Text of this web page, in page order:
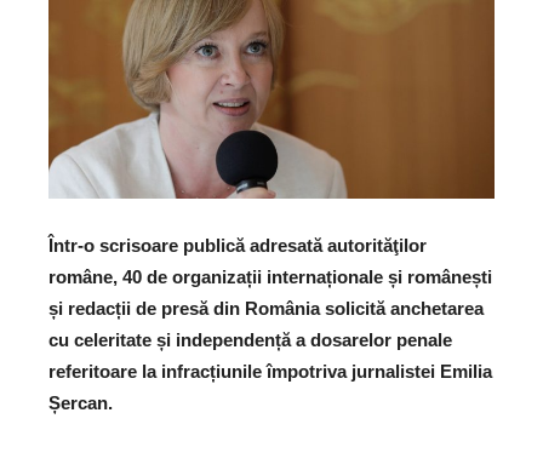
Într-o scrisoare publică adresată autorităţilor
române, 40 de organizații internaționale și românești
și redacții de presă din România solicită anchetarea
cu celeritate și independență a dosarelor penale
referitoare la infracțiunile împotriva jurnalistei Emilia
Șercan.